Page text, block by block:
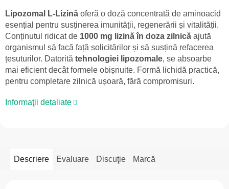
Lipozomal L-Lizină oferă o doză concentrată de aminoacid
esențial pentru susținerea imunității, regenerării și vitalității.
Conținutul ridicat de 1000 mg lizină în doza zilnică ajută
organismul să facă față solicitărilor și să susțină refacerea
țesuturilor. Datorită tehnologiei lipozomale, se absoarbe
mai eficient decât formele obișnuite. Formă lichidă practică,
pentru completare zilnică ușoară, fără compromisuri.
Informaţii detaliate
Descriere Evaluare Discuţie Marcă